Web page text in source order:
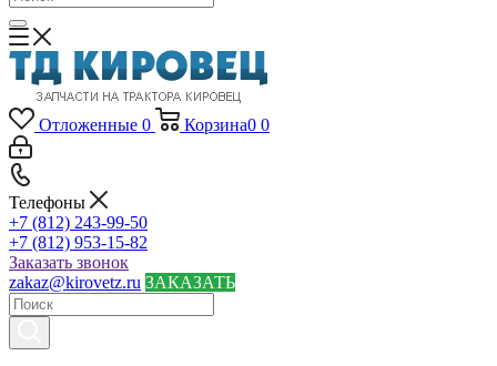
Отложенные 0 Корзина0 0
Телефоны
+7 (812) 243-99-50
+7 (812) 953-15-82
Заказать звонок
zakaz@kirovetz.ru ЗАКАЗАТЬ